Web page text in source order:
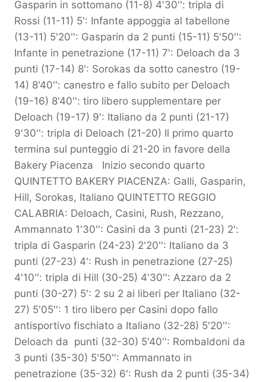
Gasparin in sottomano (11-8) 4'30'': tripla di
Rossi (11-11) 5': Infante appoggia al tabellone
(13-11) 5'20'': Gasparin da 2 punti (15-11) 5'50'':
Infante in penetrazione (17-11) 7': Deloach da 3
punti (17-14) 8': Sorokas da sotto canestro (19-
14) 8'40'': canestro e fallo subito per Deloach
(19-16) 8'40'': tiro libero supplementare per
Deloach (19-17) 9': Italiano da 2 punti (21-17)
9'30'': tripla di Deloach (21-20) Il primo quarto
termina sul punteggio di 21-20 in favore della
Bakery Piacenza Inizio secondo quarto
QUINTETTO BAKERY PIACENZA: Galli, Gasparin,
Hill, Sorokas, Italiano QUINTETTO REGGIO
CALABRIA: Deloach, Casini, Rush, Rezzano,
Ammannato 1'30'': Casini da 3 punti (21-23) 2':
tripla di Gasparin (24-23) 2'20'': Italiano da 3
punti (27-23) 4': Rush in penetrazione (27-25)
4'10'': tripla di Hill (30-25) 4'30'': Azzaro da 2
punti (30-27) 5': 2 su 2 ai liberi per Italiano (32-
27) 5'05'': 1 tiro libero per Casini dopo fallo
antisportivo fischiato a Italiano (32-28) 5'20'':
Deloach da punti (32-30) 5'40'': Rombaldoni da
3 punti (35-30) 5'50'': Ammannato in
penetrazione (35-32) 6': Rush da 2 punti (35-34)